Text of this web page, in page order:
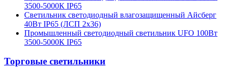
3500-5000К IP65
Светильник светодиодный влагозащищенный Айсберг
40Вт IP65 (ЛСП 2х36)
Промышленный светодиодный светильник UFO 100Вт
3500-5000К IP65
Торговые светильники